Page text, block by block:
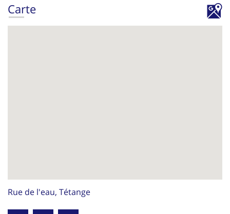
Carte
Rue de l'eau, Tétange